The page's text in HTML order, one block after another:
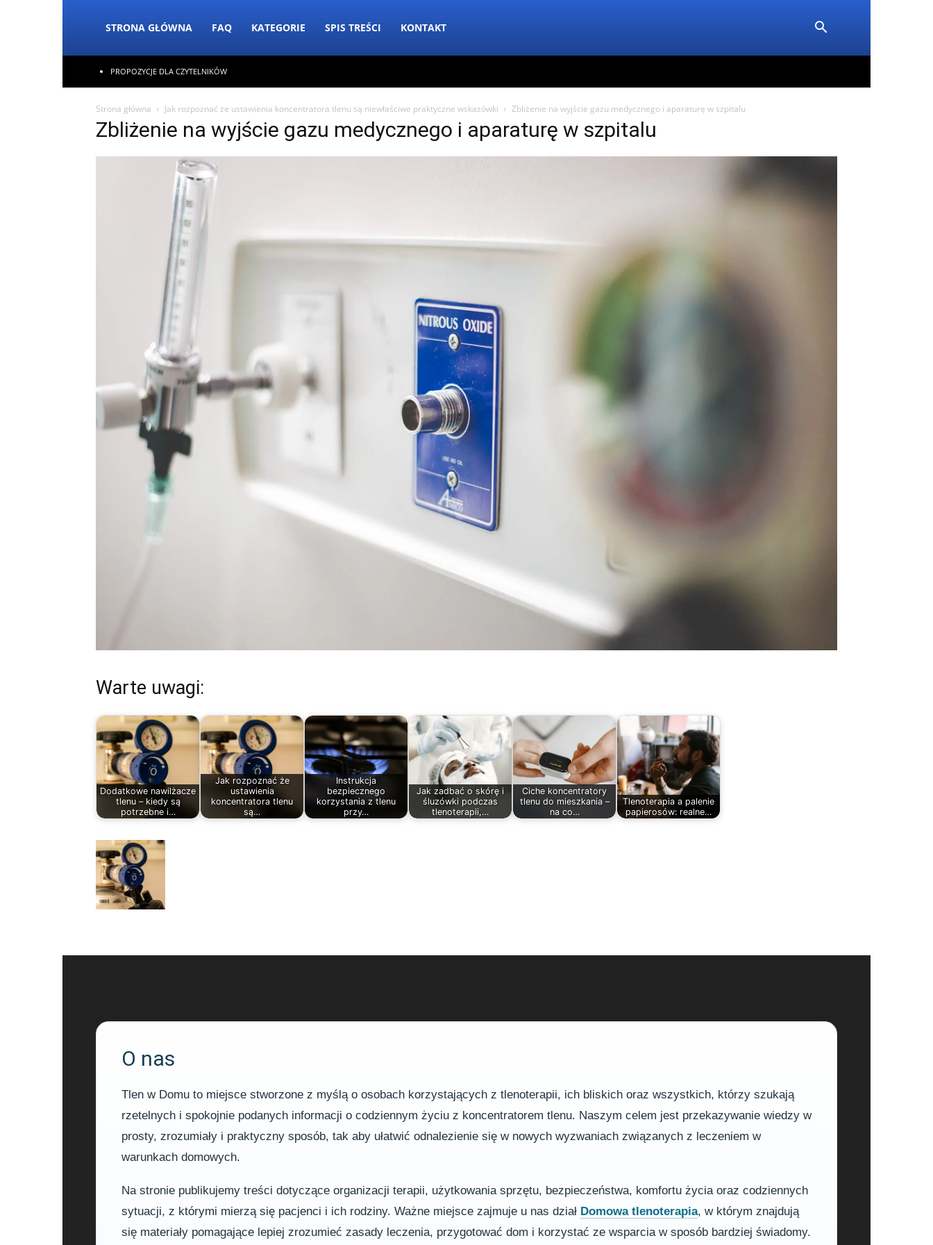
STRONA GŁÓWNA FAQ KATEGORIE SPIS TREŚCI KONTAKT
PROPOZYCJE DLA CZYTELNIKÓW
Strona główna Jak rozpoznać że ustawienia koncentratora tlenu są niewłaściwe praktyczne wskazówki Zbliżenie na wyjście gazu medycznego i aparaturę w szpitalu
Zbliżenie na wyjście gazu medycznego i aparaturę w szpitalu
Warte uwagi:
Dodatkowe nawilżacze
tlenu – kiedy są
potrzebne i…
Jak rozpoznać że
ustawienia
koncentratora tlenu
są…
Instrukcja
bezpiecznego
korzystania z tlenu
przy…
Jak zadbać o skórę i
śluzówki podczas
tlenoterapii,…
Ciche koncentratory
tlenu do mieszkania –
na co…
Tlenoterapia a palenie
papierosów: realne…
O nas
Tlen w Domu to miejsce stworzone z myślą o osobach korzystających z tlenoterapii, ich bliskich oraz wszystkich, którzy szukają
rzetelnych i spokojnie podanych informacji o codziennym życiu z koncentratorem tlenu. Naszym celem jest przekazywanie wiedzy w
prosty, zrozumiały i praktyczny sposób, tak aby ułatwić odnalezienie się w nowych wyzwaniach związanych z leczeniem w
warunkach domowych.
Na stronie publikujemy treści dotyczące organizacji terapii, użytkowania sprzętu, bezpieczeństwa, komfortu życia oraz codziennych
sytuacji, z którymi mierzą się pacjenci i ich rodziny. Ważne miejsce zajmuje u nas dział Domowa tlenoterapia, w którym znajdują
się materiały pomagające lepiej zrozumieć zasady leczenia, przygotować dom i korzystać ze wsparcia w sposób bardziej świadomy.